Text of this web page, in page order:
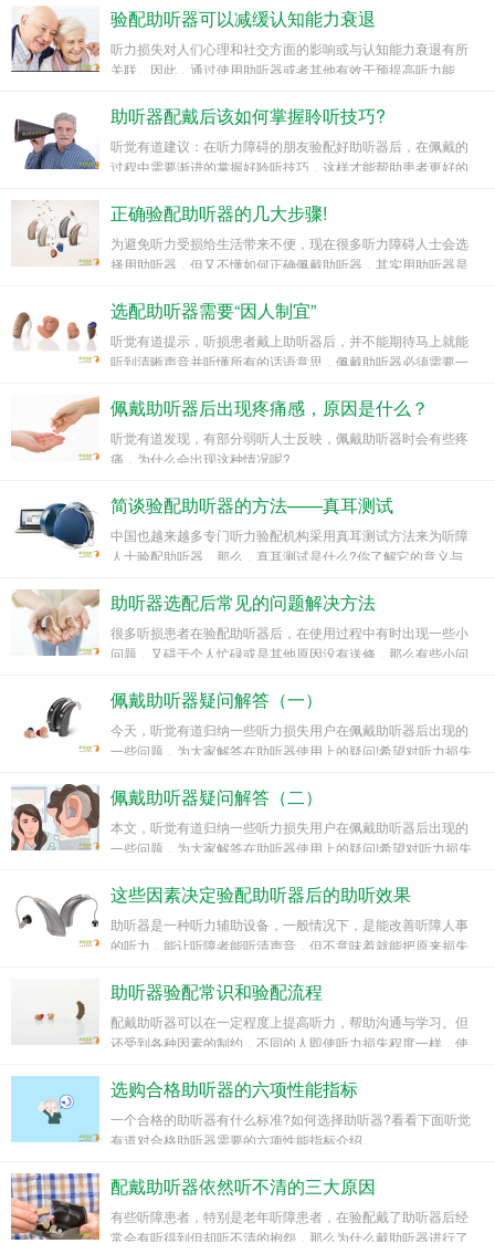
戴助听器。
验配助听器可以减缓认知能力衰退
听力损失对人们心理和社交方面的影响或与认知能力衰退有所
关联。因此，通过使用助听器或者其他有效干预提高听力能
交能力，从而减缓认知能力衰退。
助听器配戴后该如何掌握聆听技巧?
听觉有道建议：在听力障碍的朋友验配好助听器后，在佩戴的
过程中需要渐进的掌握好聆听技巧，这样才能帮助患者更好的
正确验配助听器的几大步骤!
为避免听力受损给生活带来不便，现在很多听力障碍人士会选
择用助听器，但又不懂如何正确佩戴助听器，其实用助听器是
骤使什么?听觉有道为您解答!
选配助听器需要“因人制宜”
听觉有道提示，听损患者戴上助听器后，并不能期待马上就能
听到清晰声音并听懂所有的话语意思，佩戴助听器必须需要一
佩戴助听器后出现疼痛感，原因是什么？
听觉有道发现，有部分弱听人士反映，佩戴助听器时会有些疼
痛，为什么会出现这种情况呢?
简谈验配助听器的方法——真耳测试
中国也越来越多专门听力验配机构采用真耳测试方法来为听障
人士验配助听器。那么，真耳测试是什么?你了解它的意义与
吧!
助听器选配后常见的问题解决方法
很多听损患者在验配助听器后，在使用过程中有时出现一些小
问题，又碍于个人忙碌或是其他原因没有送修，那么有些小问
佩戴助听器疑问解答（一）
今天，听觉有道归纳一些听力损失用户在佩戴助听器后出现的
一些问题，为大家解答在助听器使用上的疑问!希望对听力损失
佩戴助听器疑问解答（二）
本文，听觉有道归纳一些听力损失用户在佩戴助听器后出现的
一些问题，为大家解答在助听器使用上的疑问!希望对听力损失
这些因素决定验配助听器后的助听效果
助听器是一种听力辅助设备，一般情况下，是能改善听障人事
的听力，能让听障者能听清声音，但不意味着就能把原来损失
听器，效果很好，立竿见影，有些人，带了助听器只比戴助听
助听器验配常识和验配流程
配戴助听器可以在一定程度上提高听力，帮助沟通与学习。但
还受到各种因素的制约，不同的人即使听力损失程度一样，使
用助听器效果也会完全不一样。因此在佩戴前就需要验配助听
选购合格助听器的六项性能指标
一个合格的助听器有什么标准?如何选择助听器?看看下面听觉
有道对合格助听器需要的六项性能指标介绍。
配戴助听器依然听不清的三大原因
有些听障患者，特别是老年听障患者，在验配戴了助听器后经
常会有听得到但却听不清的抱怨，那么为什么戴助听器进行了